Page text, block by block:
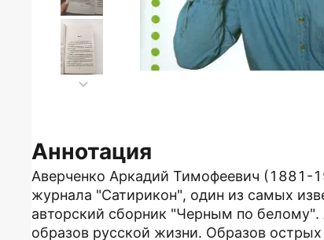
Аннотация
Аверченко Аркадий Тимофеевич (1881-
журнала "Сатирикон", один из самых
авторский сборник "Черным по белому".
образов русской жизни. Образов